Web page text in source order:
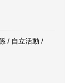
/ 自立活動 /